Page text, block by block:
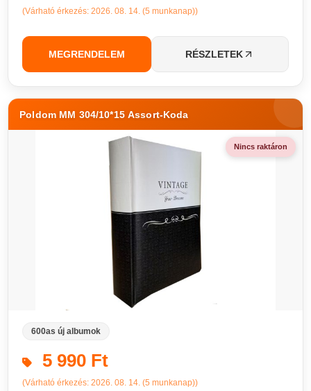
(Várható érkezés: 2026. 08. 14. (5 munkanap))
MEGRENDELEM RÉSZLETEK
Poldom MM 304/10*15 Assort-Koda
Nincs raktáron
600as új albumok
5 990 Ft
(Várható érkezés: 2026. 08. 14. (5 munkanap))